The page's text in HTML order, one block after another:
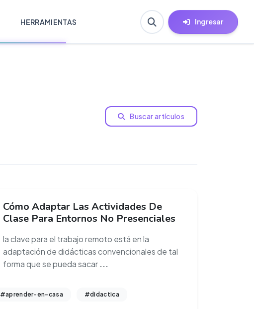
HERRAMIENTAS Ingresar
Buscar artículos
Cómo Adaptar Las Actividades De
Clase Para Entornos No Presenciales
la clave para el trabajo remoto está en la
adaptación de didácticas convencionales de tal
forma que se pueda sacar ...
#aprender-en-casa #didactica